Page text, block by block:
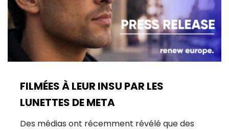
FILMÉES À LEUR INSU PAR LES
LUNETTES DE META
Des médias ont récemment révélé que des